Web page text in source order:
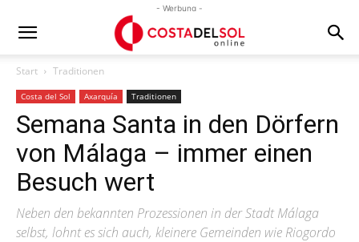
- Werbung -
Start Traditionen
Costa del Sol Axarquía Traditionen
Semana Santa in den Dörfern
von Málaga – immer einen
Besuch wert
Neben den bekannten Prozessionen in der Stadt Málaga
selbst, lohnt es sich auch, kleinere Gemeinden wie Riogordo